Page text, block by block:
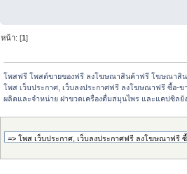
หน้า: [1]
โพสฟรี โพสต์ขายของฟรี ลงโฆษณาสินค้าฟรี โฆษณาสิ
โพส เว็บประกาศ, เว็บลงประกาศฟรี ลงโฆษณาฟรี ซื้อ-ข
ผลิตและจำหน่าย ฝาขวดเครื่องดื่มสมุนไพร และแคปซิลยั